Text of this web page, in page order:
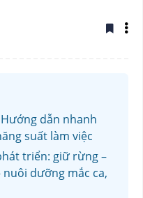
dẫn nhanh
suất làm việc
triển: giữ rừng –
dưỡng mắc ca,